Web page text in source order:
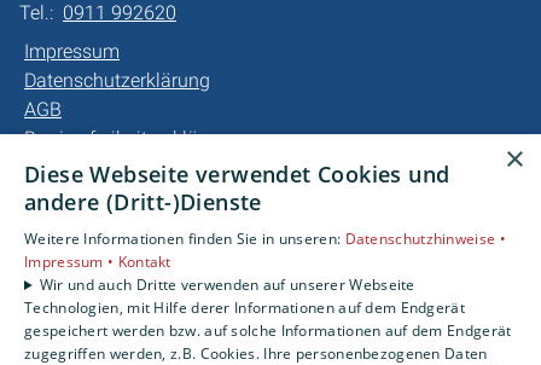
Tel.: 0911 992620
Impressum
Datenschutzerklärung
AGB
Barrierefreiheitserklärung
Unsere Bereiche
Gewerbekunden
Karriere
Unternehmen
Kontakt
×
Diese Webseite verwendet Cookies und
andere (Dritt-)Dienste
Weitere Informationen finden Sie in unseren: Datenschutzhinweise •
Impressum • Kontakt
Wir und auch Dritte verwenden auf unserer Webseite
Technologien, mit Hilfe derer Informationen auf dem Endgerät
gespeichert werden bzw. auf solche Informationen auf dem Endgerät
zugegriffen werden, z.B. Cookies. Ihre personenbezogenen Daten